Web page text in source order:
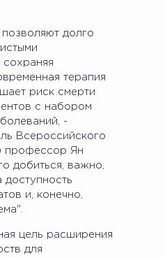
долго
сохраняя
терапия
риск смерти
с набором
-
Всероссийского
профессор Ян
добиться, важно,
доступность
и, конечно,
цель расширения
для